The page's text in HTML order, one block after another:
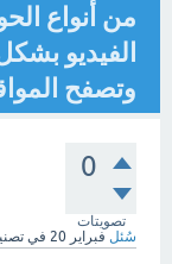
من أنواع
الفيديو
وتصفح
0
تصويتات
سُئل فبراير 20 في